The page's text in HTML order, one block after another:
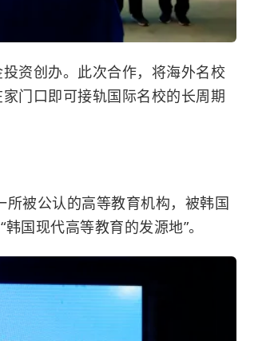
资创办。此次合作，将海外名校
门口即可接轨国际名校的长周期
被公认的高等教育机构，被韩国
国现代高等教育的发源地”。